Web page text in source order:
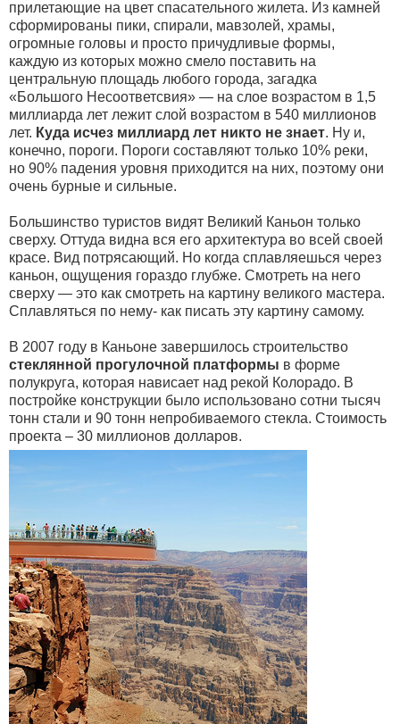
прилетающие на цвет спасательного жилета. Из камней
сформированы пики, спирали, мавзолей, храмы,
огромные головы и просто причудливые формы,
каждую из которых можно смело поставить на
центральную площадь любого города, загадка
«Большого Несоответсвия» — на слое возрастом в 1,5
миллиарда лет лежит слой возрастом в 540 миллионов
лет. Куда исчез миллиард лет никто не знает. Ну и,
конечно, пороги. Пороги составляют только 10% реки,
но 90% падения уровня приходится на них, поэтому они
очень бурные и сильные.
Большинство туристов видят Великий Каньон только
сверху. Оттуда видна вся его архитектура во всей своей
красе. Вид потрясающий. Но когда сплавляешься через
каньон, ощущения гораздо глубже. Смотреть на него
сверху — это как смотреть на картину великого мастера.
Сплавляться по нему- как писать эту картину самому.
В 2007 году в Каньоне завершилось строительство
стеклянной прогулочной платформы в форме
полукруга, которая нависает над рекой Колорадо. В
постройке конструкции было использовано сотни тысяч
тонн стали и 90 тонн непробиваемого стекла. Стоимость
проекта – 30 миллионов долларов.